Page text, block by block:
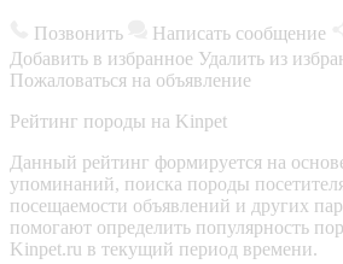
Позвонить Написать сообщение
Добавить в избранное Удалить из
Пожаловаться на объявление
Рейтинг породы на Kinpet
Данный рейтинг формируется на
упоминаний, поиска породы
посещаемости объявлений и других
помогают определить популярность
Kinpet.ru в текущий период времени.